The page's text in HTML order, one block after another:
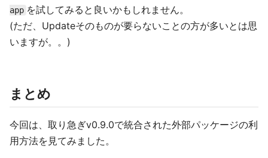
app を試してみると良いかもしれません。
(ただ、Updateそのものが要らないことの方が多いとは思
いますが。。)
まとめ
今回は、取り急ぎv0.9.0で統合された外部パッケージの利
用方法を見てみました。